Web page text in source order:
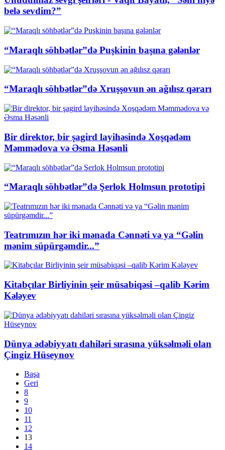
belə sevdim?”
“Maraqlı söhbətlər”də Puşkinin başına gələnlər
“Maraqlı söhbətlər”də Xruşşovun ən ağılısz qərarı
Bir direktor, bir şagird layihəsində Xoşqədəm
Məmmədova və Əsma Həsənli
“Maraqlı söhbətlər”də Şerlok Holmsun prototipi
Teatrımızın hər iki mənada Cənnəti və ya “Gəlin
mənim süpürgəmdir...”
Kitabçılar Birliyinin şeir müsabiqəsi –qalib Kərim
Kələyev
Dünya ədəbiyyatı dahiləri sırasına yüksəlməli olan
Çingiz Hüseynov
Başa
Geri
8
9
10
11
12
13
14